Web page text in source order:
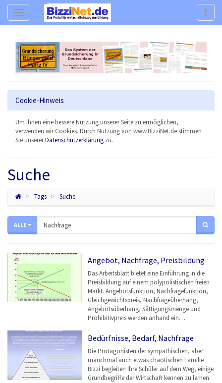
Navigation
Cookie-Hinweis
Um Ihnen eine bessere Nutzung unserer Seite zu ermöglichen,
verwenden wir Cookies. Durch Nutzung von www.BizziNet.de stimmen
Sie unsererDatenschutzerklärung zu.
Suche
Tags Suche
ALLE
Angebot, Nachfrage, Preisbildung
Das Arbeitsblatt bietet eine Einführung in die
Preisbildung auf einem polypolistischen freien
Markt. Angebotsfunktion, Nachfragefunktion,
Gleichgewichtspreis, Nachfrageüberhang,
Angebotsüberhang, Sättigungsmenge und
Prohibitivpreis werden anhand ein…
Bedürfnisse, Bedarf, Nachfrage
Die Protagonisten der sympathischen, aber
manchmal auch etwas chaotischen Familie
Bizzi begleiten Ihre Schüler auf dem Weg, einige
Grundbegriffe der Wirtschaft kennen zu lernen.